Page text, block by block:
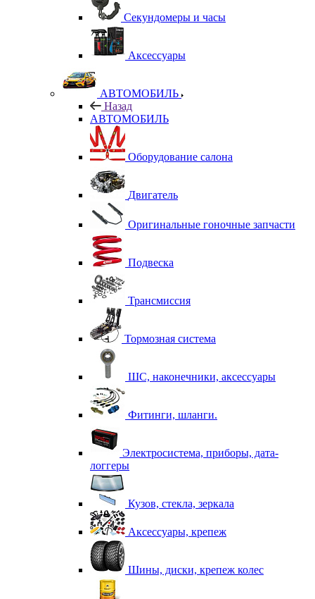
Секундомеры и часы
Аксессуары
АВТОМОБИЛЬ
Назад
АВТОМОБИЛЬ
Оборудование салона
Двигатель
Оригинальные гоночные запчасти
Подвеска
Трансмиссия
Тормозная система
ШС, наконечники, аксессуары
Фитинги, шланги.
Электросистема, приборы, дата-
логгеры
Кузов, стекла, зеркала
Аксессуары, крепеж
Шины, диски, крепеж колес